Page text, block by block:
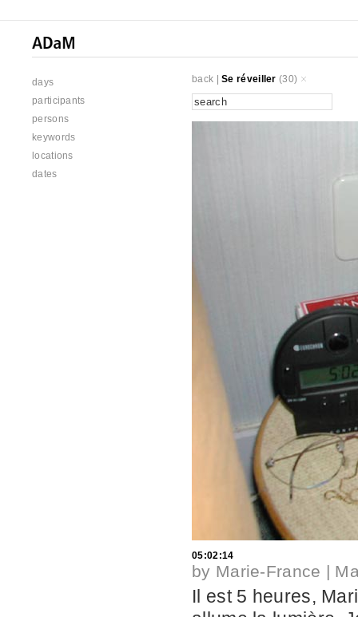
days
participants
persons
keywords
locations
dates
back |Se réveiller (30)
05:02:14
by Marie-France |
Il est 5 heures,